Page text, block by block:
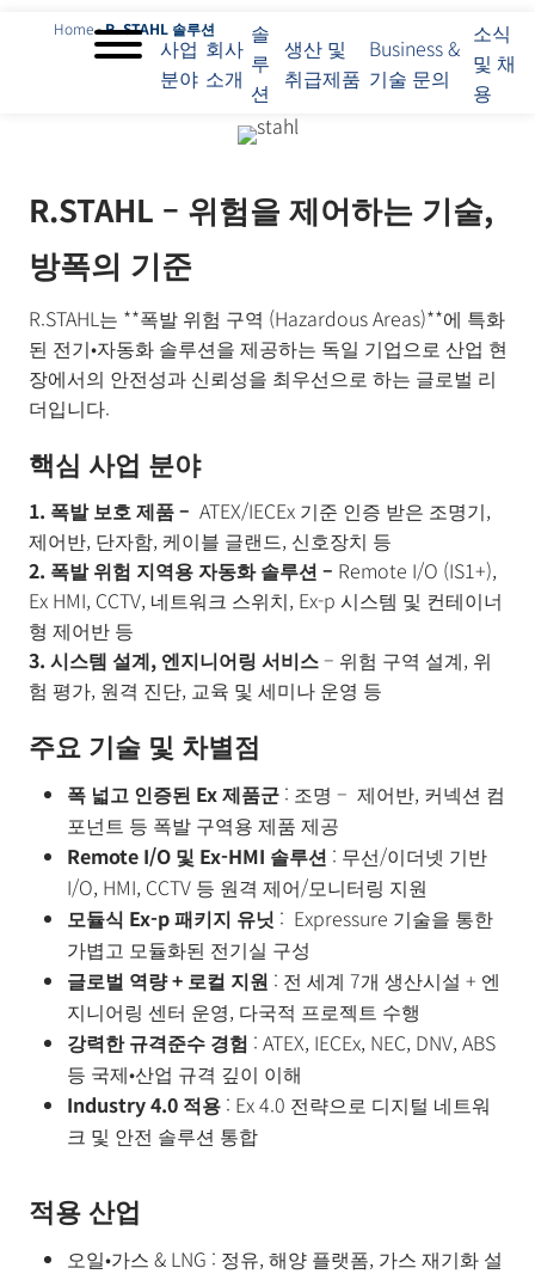
사업
분야
회사
소개
솔
루
션
생산 및
취급제품
Business &
기술 문의
소식
및 채
용
회
사
소
개
루
션
생
산
취
제
품
BUSINESS
& 기술 문
의
소
식
및
용
Home-R. STAHL 솔루션
R.STAHL – 위험을 제어하는 기술,
방폭의 기준
R.STAHL는 **폭발 위험 구역 (Hazardous Areas)**에 특화
된 전기•자동화 솔루션을 제공하는 독일 기업으로 산업 현
장에서의 안전성과 신뢰성을 최우선으로 하는 글로벌 리
더입니다.
핵심 사업 분야
1. 폭발 보호 제품 – ATEX/IECEx 기준 인증 받은 조명기,
제어반, 단자함, 케이블 글랜드, 신호장치 등
2. 폭발 위험 지역용 자동화 솔루션 – Remote I/O (IS1+),
Ex HMI, CCTV, 네트워크 스위치, Ex-p 시스템 및 컨테이너
형 제어반 등
3. 시스템 설계, 엔지니어링 서비스– 위험 구역 설계, 위
험 평가, 원격 진단, 교육 및 세미나 운영 등
주요 기술 및 차별점
폭 넓고 인증된 Ex 제품군 : 조명 – 제어반, 커넥션 컴
포넌트 등 폭발 구역용 제품 제공
Remote I/O 및 Ex-HMI 솔루션 : 무선/이더넷 기반
I/O, HMI, CCTV 등 원격 제어/모니터링 지원
모듈식 Ex-p 패키지 유닛 : Expressure 기술을 통한
가볍고 모듈화된 전기실 구성
글로벌 역량 + 로컬 지원 : 전 세계 7개 생산시설 + 엔
지니어링 센터 운영, 다국적 프로젝트 수행
강력한 규격준수 경험 : ATEX, IECEx, NEC, DNV, ABS
등 국제•산업 규격 깊이 이해
Industry 4.0 적용 : Ex 4.0 전략으로 디지털 네트워
크 및 안전 솔루션 통합
적용 산업
오일•가스 & LNG : 정유, 해양 플랫폼, 가스 재기화 설